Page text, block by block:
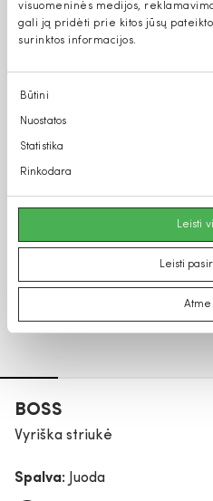
visuomeninės medijos,
gali ją pridėti prie kitos jūsų
surinktos informacijos.
Sutikimo
pasirinkimas
Būtini
Nuostatos
Statistika
Rinkodara
Leisti
Leisti
BOSS
Vyriška striukė
Spalva:
Juoda